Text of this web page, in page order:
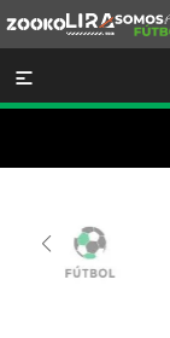
Lira
Somos
Futbol
